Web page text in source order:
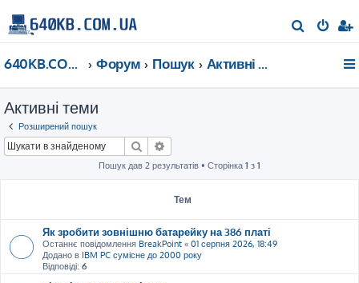
о
640KB.COM.UA Форум Пошук Активні теми
Активні теми
Розширений пошук
Пошук
Пошук дав 2 результатів • Сторінка 1 з 1
Тем
Як зробити зовнішню батарейку на 386 платі
Останнє повідомлення BreakPoint « 01 серпня 2026, 18:49
Додано в IBM PC сумісне до 2000 року
Відповіді: 6